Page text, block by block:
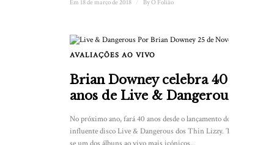
Em 18 de março de 2018 ByO Folião
AVALIAÇÕES AO VIVO
Brian Downey celebra 40
anos de Live & Dangerous
No próximo ano, fará 40 anos desde o lançamento do
influente disco Live & Dangerous dos Thin Lizzy. Tornou-